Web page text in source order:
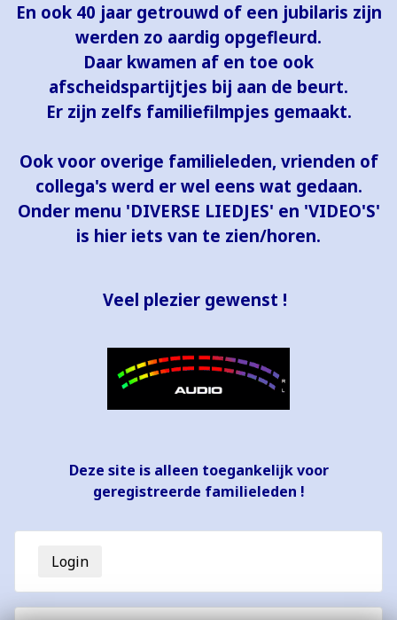
En ook 40 jaar getrouwd of een jubilaris zijn
werden zo aardig opgefleurd.
Daar kwamen af en toe ook
afscheidspartijtjes bij aan de beurt.
Er zijn zelfs familiefilmpjes gemaakt.
Ook voor overige familieleden, vrienden of
collega's werd er wel eens wat gedaan.
Onder menu 'DIVERSE LIEDJES' en 'VIDEO'S'
is hier iets van te zien/horen.
Veel plezier gewenst !
Deze site is alleen toegankelijk voor
geregistreerde familieleden !
Login